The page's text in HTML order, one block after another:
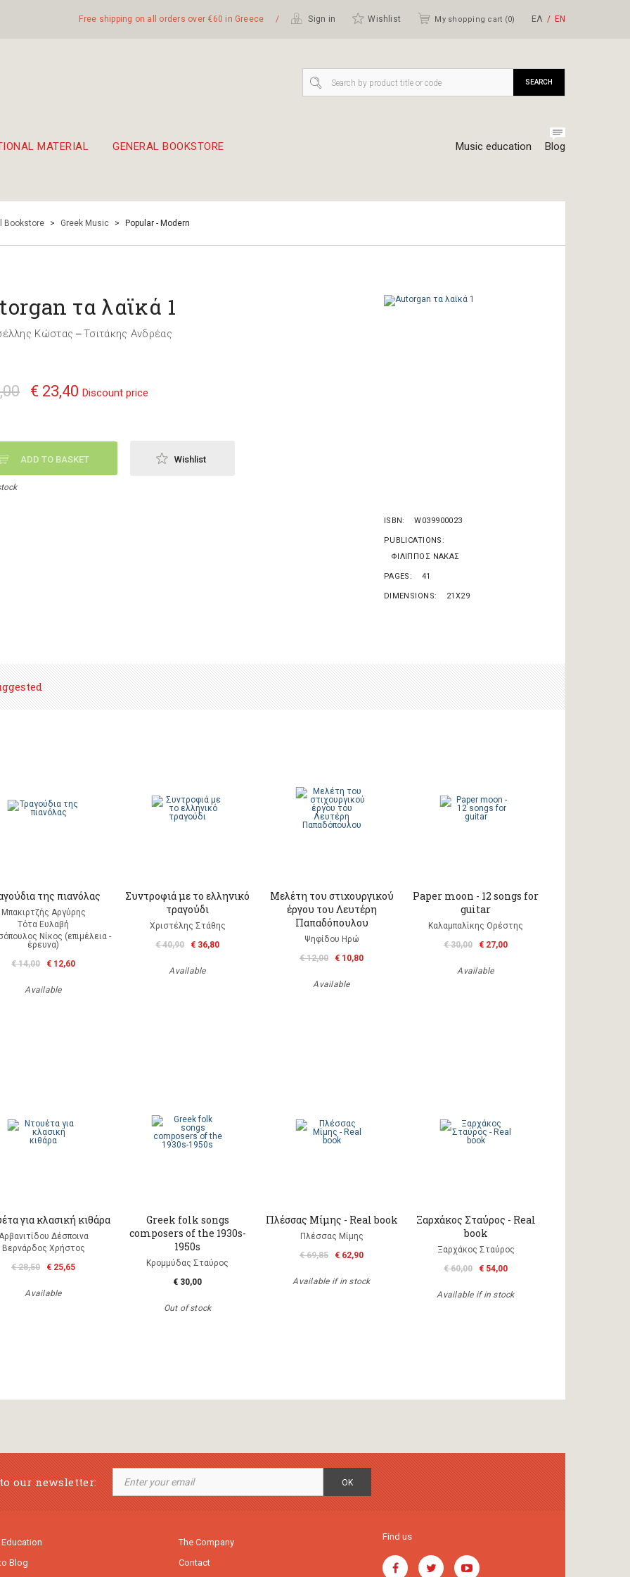
Free shipping on all orders over €60 in Greece / Sign in Wishlist My shopping cart (0) ΕΛ ΕΝ
MATERIAL GENERAL BOOKSTORE Music education Blog
SEARCH
Bookstore > Greek Music > Popular - Modern
τα λαϊκά 1
Κώστας — Τσιτάκης Ανδρέας
€ 23,40 Discount price
ADD TO BASKET Wishlist
ISBN W039900023
PUBLICATIONS
ΦΙΛΙΠΠΟΣ ΝΑΚΑΣ
PAGES 41
DIMENSIONS 21X29
της πιανόλας
Μπακιρτζής Αργύρης
Τότα Ευλαβή
Νίκος (επιμέλεια -
έρευνα)
€ 14,00
€ 12,60
Available
Συντροφιά με το ελληνικό
τραγούδι
Χριστέλης Στάθης
€ 40,90
€ 36,80
Available
Μελέτη του στιχουργικού
έργου του Λευτέρη
Παπαδόπουλου
Ψηφίδου Ηρώ
€ 12,00
€ 10,80
Available
Paper moon - 12 songs for
guitar
Καλαμπαλίκης Ορέστης
€ 30,00
€ 27,00
Available
για κλασική κιθάρα
Δέσποινα
Βερνάρδος Χρήστος
€ 28,50
€ 25,65
Available
Greek folk songs
composers of the 1930s-
1950s
Κρομμύδας Σταύρος
€ 30,00
Out of stock
Πλέσσας Μίμης - Real book
Πλέσσας Μίμης
€ 69,85
€ 62,90
Available if in stock
Ξαρχάκος Σταύρος - Real
book
Ξαρχάκος Σταύρος
€ 60,00
€ 54,00
Available if in stock
our newsletter: OK
Blog
The Company
Contact
Find us